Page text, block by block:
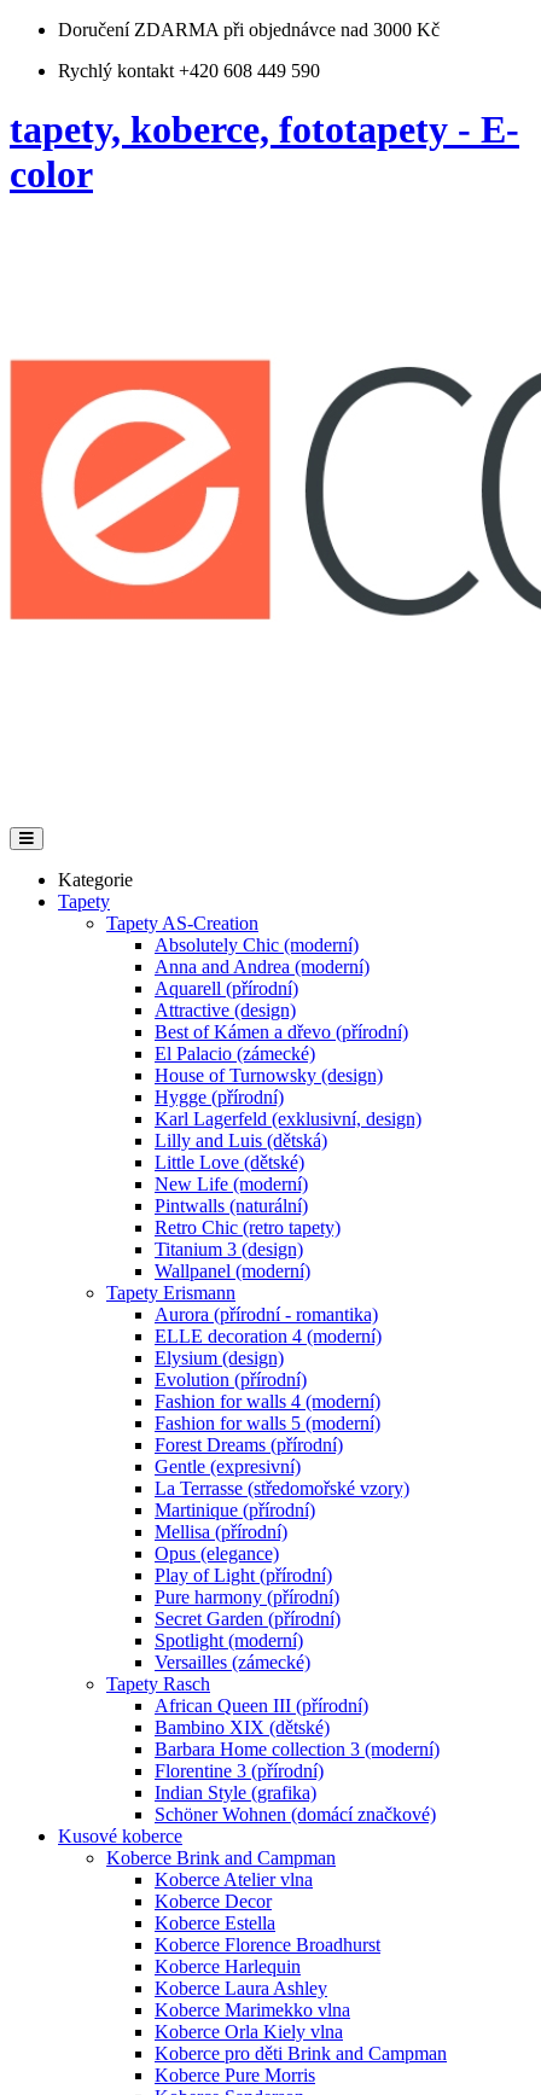
Doručení ZDARMA při objednávce nad 3000 Kč
Rychlý kontakt +420 608 449 590
tapety, koberce, fototapety - E-
color
Kategorie
Tapety
Tapety AS-Creation
Absolutely Chic (moderní)
Anna and Andrea (moderní)
Aquarell (přírodní)
Attractive (design)
Best of Kámen a dřevo (přírodní)
El Palacio (zámecké)
House of Turnowsky (design)
Hygge (přírodní)
Karl Lagerfeld (exklusivní, design)
Lilly and Luis (dětská)
Little Love (dětské)
New Life (moderní)
Pintwalls (naturální)
Retro Chic (retro tapety)
Titanium 3 (design)
Wallpanel (moderní)
Tapety Erismann
Aurora (přírodní - romantika)
ELLE decoration 4 (moderní)
Elysium (design)
Evolution (přírodní)
Fashion for walls 4 (moderní)
Fashion for walls 5 (moderní)
Forest Dreams (přírodní)
Gentle (expresivní)
La Terrasse (středomořské vzory)
Martinique (přírodní)
Mellisa (přírodní)
Opus (elegance)
Play of Light (přírodní)
Pure harmony (přírodní)
Secret Garden (přírodní)
Spotlight (moderní)
Versailles (zámecké)
Tapety Rasch
African Queen III (přírodní)
Bambino XIX (dětské)
Barbara Home collection 3 (moderní)
Florentine 3 (přírodní)
Indian Style (grafika)
Schöner Wohnen (domácí značkové)
Kusové koberce
Koberce Brink and Campman
Koberce Atelier vlna
Koberce Decor
Koberce Estella
Koberce Florence Broadhurst
Koberce Harlequin
Koberce Laura Ashley
Koberce Marimekko vlna
Koberce Orla Kiely vlna
Koberce pro děti Brink and Campman
Koberce Pure Morris